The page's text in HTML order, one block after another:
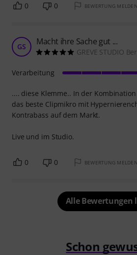
0 0 BEWERTUNG MELDEN
GS Macht ihre Sache gut ...
GREVE STUDIO
.... diese Klemme.. In der
das beste Clipmikro mit
Kontrabass auf dem Markt.
Live und im Studio.
Verarbeitung
0 0 BEWERTUNG MELDEN
Alle Bewertungen
Schon